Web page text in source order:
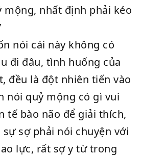
mộng, nhất định phải kéo
nói cái này không có
đi đâu, tình huống của
đều là đột nhiên tiến vào
nói quỷ mộng có gì vui
tế bào não để giải thích,
sợ phải nói chuyện với
lực, rất sợ y từ trong